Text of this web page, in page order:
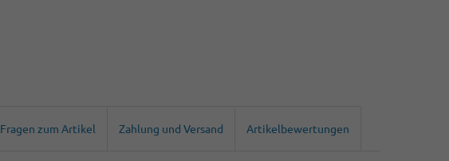
Fragen zum Artikel Zahlung und Versand Artikelbewertungen